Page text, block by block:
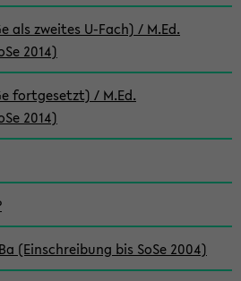
als zweites U-Fach) / M.Ed.
2014)
fortgesetzt) / M.Ed.
2014)
(Einschreibung bis SoSe 2004)